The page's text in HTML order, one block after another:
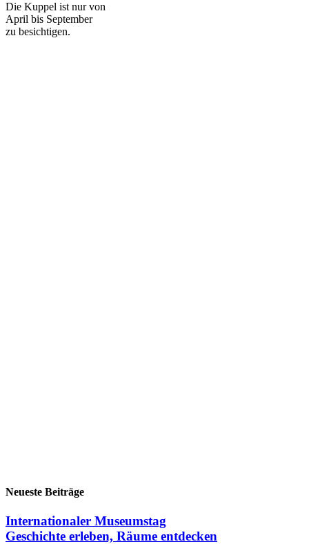
Die Kuppel ist nur von
April bis September
zu besichtigen.
Neueste Beiträge
Internationaler Museumstag
Geschichte erleben, Räume entdecken